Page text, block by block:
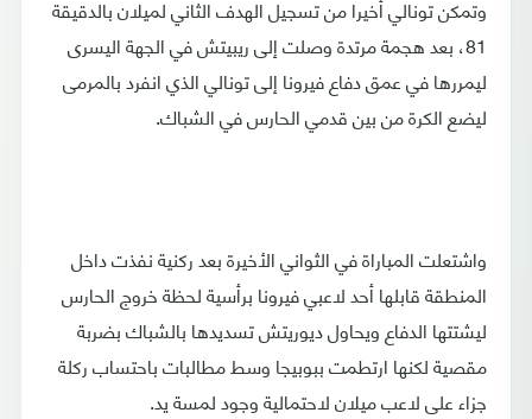
وتمكن تونالي أخيرا من تسجيل الهدف الثاني لميلان بالدقيقة
81، بعد هجمة مرتدة وصلت إلى ريبيتش في الجهة اليسرى
ليمررها في عمق دفاع فيرونا إلى تونالي الذي انفرد بالمرمى
ليضع الكرة من بين قدمي الحارس في الشباك.
واشتعلت المباراة في الثواني الأخيرة بعد ركنية نفذت داخل
المنطقة قابلها أحد لاعبي فيرونا برأسية لحظة خروج الحارس
ليشتتها الدفاع ويحاول ديوريتش تسديدها بالشباك بضربة
مقصية لكنها ارتطمت ببوبيجا وسط مطالبات باحتساب ركلة
جزاء على لاعب ميلان لاحتمالية وجود لمسة يد.